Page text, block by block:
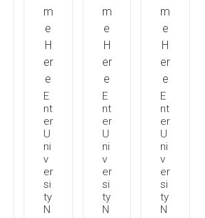
E
nt
er
U
ni
v
er
si
ty
N
E
nt
er
U
ni
v
er
si
ty
N
E
nt
er
U
ni
v
er
si
ty
N